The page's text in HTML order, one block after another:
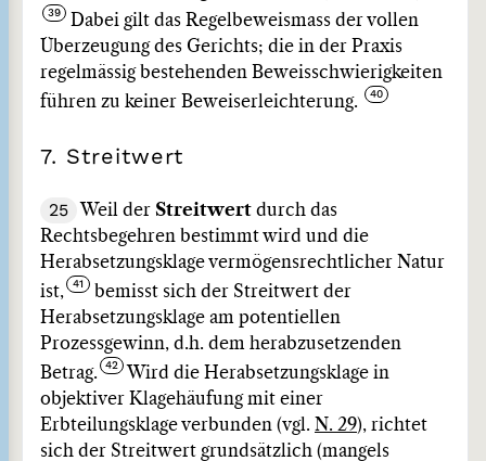
Dabei gilt das Regelbeweismass der vollen
Überzeugung des Gerichts; die in der Praxis
regelmässig bestehenden Beweisschwierigkeiten
führen zu keiner Beweiserleichterung.
7. Streitwert
25 Weil der Streitwert durch das
Rechtsbegehren bestimmt wird und die
Herabsetzungsklage vermögensrechtlicher Natur
ist,
bemisst sich der Streitwert der
Herabsetzungsklage am potentiellen
Prozessgewinn, d.h. dem herabzusetzenden
Betrag.
Wird die Herabsetzungsklage in
objektiver Klagehäufung mit einer
Erbteilungsklage verbunden (vgl. N. 29), richtet
sich der Streitwert grundsätzlich (mangels